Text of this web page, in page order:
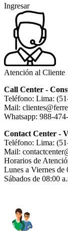
Ingresar
Atención al Cliente
Call Center -
Teléfono: Lima:
Mail:
Whatsapp: 988-
Contact Center -
Teléfono: Lima:
Mail:
Horarios de
Lunes a Viernes de
Sábados de 08:00